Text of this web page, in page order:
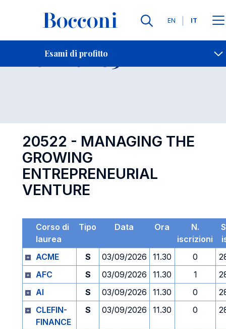
Lingue
EN IT
Esami di profitto
Contatti
Esame 20522 Open
20522 - MANAGING THE
GROWING
ENTREPRENEURIAL
VENTURE
Corso di
laurea
Tipo Data Ora
N.
iscrizioni
ACME
S 03/09/2026 11.30 0
AFC
S 03/09/2026 11.30 1
AI
S 03/09/2026 11.30 0
CLEFIN-
FINANCE
S 03/09/2026 11.30 0